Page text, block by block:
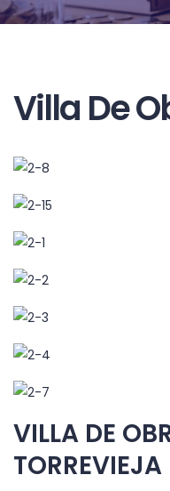
Villa De
VILLA DE
TORREVIEJA